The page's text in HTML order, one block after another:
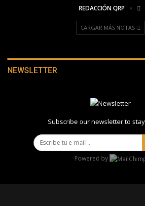
REDACCIÓN QRP
CARGAR MÁS NOTAS
NEWSLETTER
Subscribe our newsletter to
Powered by